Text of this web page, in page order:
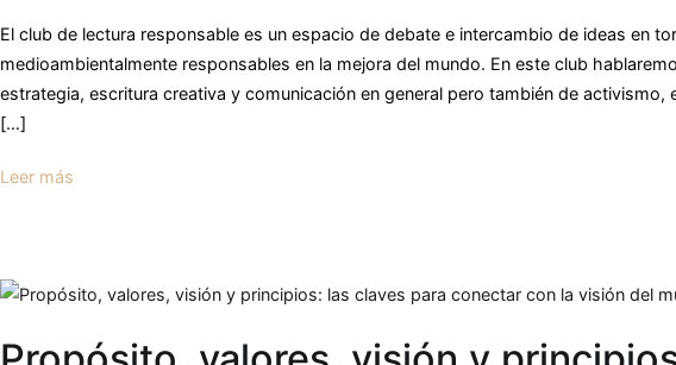
El club de lectura responsable es un espacio de debate e intercambio de ideas en
medioambientalmente responsables en la mejora del mundo. En este club
estrategia, escritura creativa y comunicación en general pero también de activismo,
[…]
Leer más